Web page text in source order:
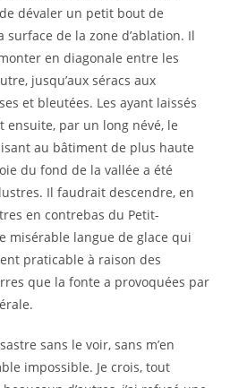
dévaler un petit bout de
de la zone d’ablation. Il
en diagonale entre les
jusqu’aux séracs aux
et bleutées. Les ayant laissés
par un long névé, le
au bâtiment de plus haute
du fond de la vallée a été
Il faudrait descendre, en
en contrebas du Petit-
misérable langue de glace qui
praticable à raison des
que la fonte a provoquées par
sans le voir, sans m’en
impossible. Je crois, tout